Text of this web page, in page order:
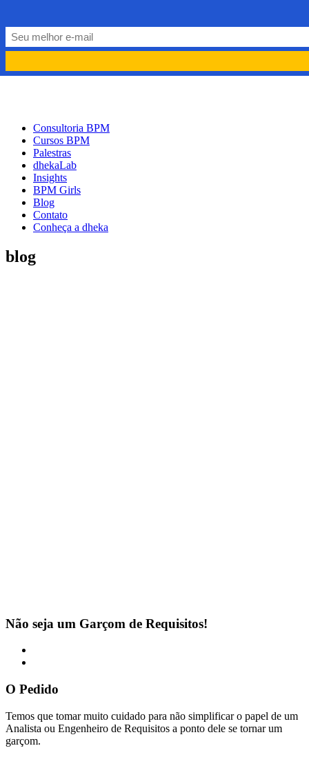
PORTUGUÊS
ENGLISH EN
Consultoria BPM
Cursos BPM
Palestras
dhekaLab
Insights
BPM Girls
Blog
Contato
Conheça a dheka
blog
Não seja um Garçom de Requisitos!
O Pedido
Temos que tomar muito cuidado para não simplificar o papel de um
Analista ou Engenheiro de Requisitos a ponto dele se tornar um
garçom.